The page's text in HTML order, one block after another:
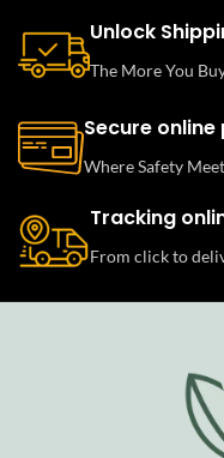
Unlock
The More You
Secure
Where Safety
Tracking
From click to